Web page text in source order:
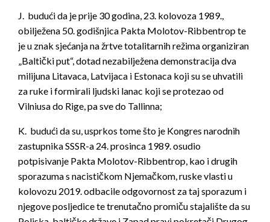
J. budući da je prije 30 godina, 23. kolovoza 1989.,
obilježena 50. godišnjica Pakta Molotov-Ribbentrop te
je u znak sjećanja na žrtve totalitarnih režima organiziran
„Baltički put“, dotad nezabilježena demonstracija dva
milijuna Litavaca, Latvijaca i Estonaca koji su se uhvatili
za ruke i formirali ljudski lanac koji se protezao od
Vilniusa do Rige, pa sve do Tallinna;
K. budući da su, usprkos tome što je Kongres narodnih
zastupnika SSSR-a 24. prosinca 1989. osudio
potpisivanje Pakta Molotov-Ribbentrop, kao i drugih
sporazuma s nacističkom Njemačkom, ruske vlasti u
kolovozu 2019. odbacile odgovornost za taj sporazum i
njegove posljedice te trenutačno promiču stajalište da su